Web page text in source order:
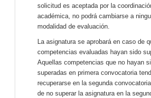
solicitud es aceptada por la
académica, no podrá cambiarse a
modalidad de evaluación.
La asignatura se aprobará en caso de
competencias evaluadas hayan sido
Aquellas competencias que no hayan
superadas en primera convocatoria
recuperarse en la segunda
de no superar la asignatura en la